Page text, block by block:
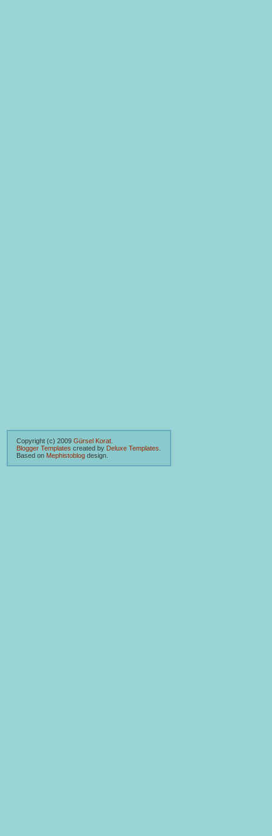
Copyright (c) 2009 Gürsel Korat
Blogger Templates created by Deluxe Templates
Based on Mephistoblog design.